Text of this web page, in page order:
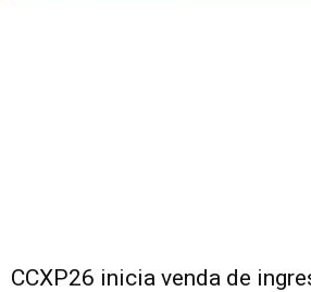
CCXP26 inicia venda de